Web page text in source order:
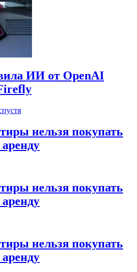
ИИ от OpenAI
нельзя покупать
нельзя покупать
нельзя покупать